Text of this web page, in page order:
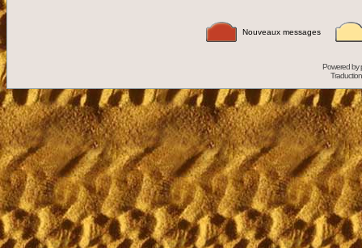
Nouveaux messages
Powered by